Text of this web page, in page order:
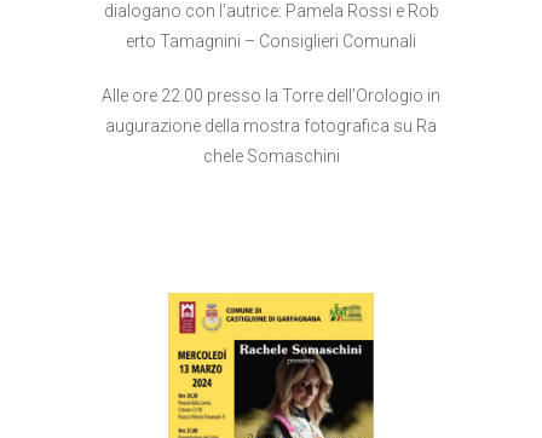
dialogano con l’autrice: Pamela Rossi e Rob
erto Tamagnini – Consiglieri Comunali
Alle ore 22.00 presso la Torre dell’Orologio in
augurazione della mostra fotografica su Ra
chele Somaschini